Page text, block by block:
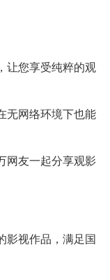
让您享受纯粹的观
无网络环境下也能
网友一起分享观影
影视作品，满足国